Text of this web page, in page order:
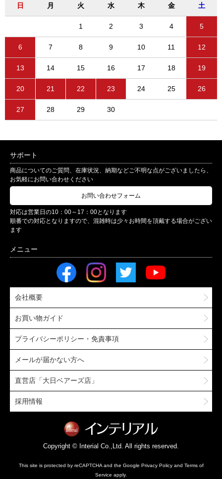
日 月 火 水 木 金 土
1 2 3 4 5
6 7 8 9 10 11 12
13 14 15 16 17 18 19
20 21 22 23 24 25 26
27 28 29 30
サポート
商品についてのご質問、在庫状況、納期などご不明な点がございましたら、
お気軽にお問い合わせください
お問い合わせフォーム
対応は営業日の10：00～17：00となります
順番での対応となりますので、混雑時は少々お時間を頂戴する場合がござい
ます
会社概要
お買い物ガイド
プライバシーポリシー・免責事項
メールが届かない方へ
直営店「大日ベアーズ店」
採用情報
Copyright © Interial Co.,Ltd. All rights reserved.
This site is protected by reCAPTCHA and the Google Privacy Policyand Terms of
Service apply.